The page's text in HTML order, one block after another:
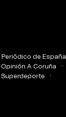
Periódico de España
Opinión A Coruña
Superdeporte